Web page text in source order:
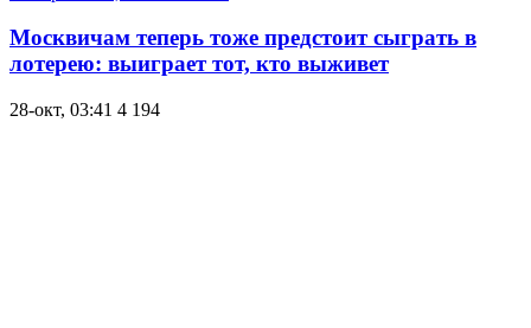
Москвичам теперь тоже предстоит сыграть в
лотерею: выиграет тот, кто выживет
28-окт, 03:41 4 194